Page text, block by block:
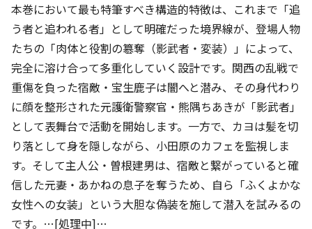
本巻において最も特筆すべき構造的特徴は、これまで「追
う者と追われる者」として明確だった境界線が、登場人物
たちの「肉体と役割の簒奪（影武者・変装）」によって、
完全に溶け合って多重化していく設計です。関西の乱戦で
重傷を負った宿敵・宝生鹿子は闇へと潜み、その身代わり
に顔を整形された元護衛警察官・熊隅ちあきが「影武者」
として表舞台で活動を開始します。一方で、カヨは髪を切
り落として身を隠しながら、小田原のカフェを監視しま
す。そして主人公・曽根建男は、宿敵と繋がっていると確
信した元妻・あかねの息子を奪うため、自ら「ふくよかな
女性への女装」という大胆な偽装を施して潜入を試みるの
です。…[処理中]…